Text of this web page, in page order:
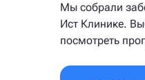
Мы собрали
Ист Клинике.
посмотреть